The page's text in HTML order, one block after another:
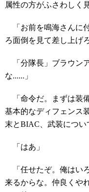
属性の方がふさわしく
「お前を鳴海さんに
ろ面倒を見て差し上げろ
「分隊長」ブラウン
な......」
「命令だ。まずは装
基本的なディフェンス
末とBIAC、武装につい
「はあ」
「任せたぞ。俺はい
来るからな。仲良くや